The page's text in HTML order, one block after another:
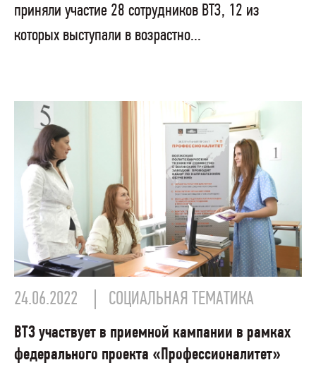
приняли участие 28 сотрудников ВТЗ, 12 из
которых выступали в возрастно...
24.06.2022 СОЦИАЛЬНАЯ ТЕМАТИКА
ВТЗ участвует в приемной кампании в рамках
федерального проекта «Профессионалитет»